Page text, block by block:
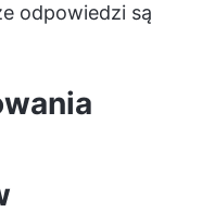
odpowiedzi są